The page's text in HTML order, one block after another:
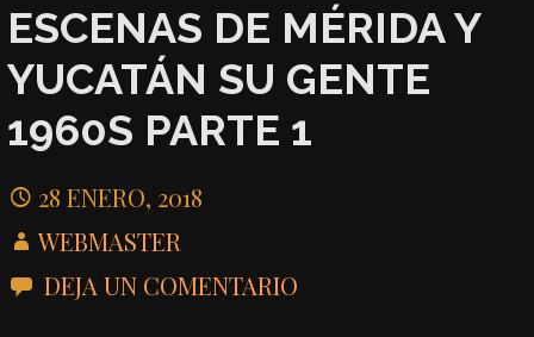
ESCENAS DE MÉRIDA Y
YUCATÁN SU GENTE
1960S PARTE 1
28 ENERO, 2018
WEBMASTER
DEJA UN COMENTARIO